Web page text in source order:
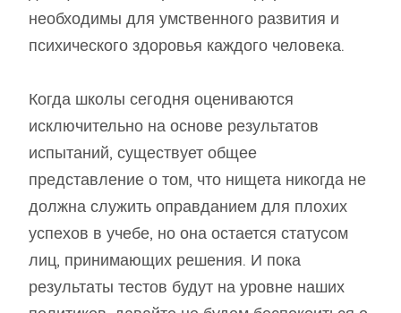
необходимы для умственного развития и
психического здоровья каждого человека.
Когда школы сегодня оцениваются
исключительно на основе результатов
испытаний, существует общее
представление о том, что нищета никогда не
должна служить оправданием для плохих
успехов в учебе, но она остается статусом
лиц, принимающих решения. И пока
результаты тестов будут на уровне наших